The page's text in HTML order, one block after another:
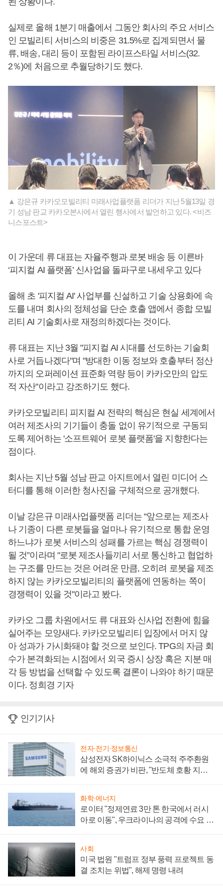
실제로 올해 1분기 매출에서 그동안 회사의 주요 서비스
인 모빌리티 서비스의 비중은 31.5%로 집계되면서 물
류, 배송, 대리 등이 포함된 라이프스타일 서비스(32.
2％)에 처음으로 추월당하기도 했다.
▲ 강은규 카카오모빌리티 미래사업플랫폼 리더가 지난 5월13일 경
기 성남 판교 카카오본사에서 열린 행사에서 발언하고 있다. <비즈
니스포스트>
이 가운데 류 대표는 자율주행과 로봇 배송 등 이른바
‘피지컬 AI 플랫폼’ 신사업을 돌파구로 내세우고 있다
올해 초 '피지컬 AI' 사업부를 신설하고 기술 상용화에 속
도를 내며 회사의 정체성을 단순 호출 앱에서 종합 모빌
리티 AI 기술회사로 재정의하겠다는 것이다.
류 대표는 지난 3월 "피지컬 AI 시대를 선도하는 기술회
사로 거듭나겠다"며 "방대한 이동 정보와 호출부터 정산
까지의 오퍼레이션 표준화 역량 등이 카카오만의 압도
적 자산"이라고 강조하기도 했다.
카카오모빌리티 피지컬 AI 전략의 핵심은 현실 세계에서
여러 제조사의 기기들이 충돌 없이 유기적으로 구동되
도록 제어하는 '소프트웨어 로봇 플랫폼'을 지향한다는
점이다.
회사는 지난 5월 성남 판교 아지트에서 열린 미디어 스
터디를 통해 이러한 청사진을 구체적으로 공개했다.
이날 강은규 미래사업플랫폼 리더는 “앞으로는 제조사
나 기종이 다른 로봇들을 얼마나 유기적으로 통합 운영
하느냐가 로봇 서비스의 성패를 가르는 핵심 경쟁력이
될 것”이라며 "로봇 제조사들끼리 서로 통신하고 협업하
는 구조를 만드는 것은 어려운 만큼, 오히려 로봇을 제조
하지 않는 카카오모빌리티의 플랫폼에 연동하는 쪽이
경쟁력이 있을 것"이라고 봤다.
카카오 그룹 차원에서도 류 대표와 신사업 전환에 힘을
실어주는 모양새다. 카카오모빌리티 입장에서 머지 않
아 성과가 가시화돼야 할 것으로 보인다. TPG의 자금 회
수가 본격화되는 시점에서 외국 증시 상장 혹은 지분 매
각 등 방법을 선택할 수 있도록 결론이 나와야 하기 때문
이다. 정희경 기자
인기기사
전자·전기·정보통신
삼성전자 SK하이닉스 소극적 주주환원
에 해외 증권가 비판, "반도체 호황 지속
화학·에너지
로이터 "정제연료 3만 톤 한국에서 러시
아로 이동", 우크라이나의 공격에 수요 늘
사회
미국 법원 "트럼프 정부 풍력 프로젝트 동
결 조치는 위법", 해제 명령 내려